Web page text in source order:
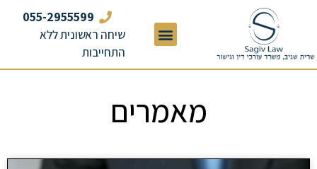
055-2955599
שיחה ראשונית ללא
התחייבות
מאמרים